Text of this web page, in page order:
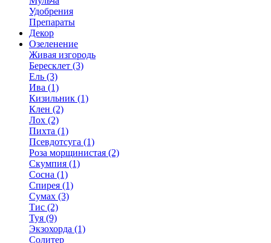
Удобрения
Препараты
Декор
Озеленение
Живая изгородь
Бересклет (3)
Ель (3)
Ива (1)
Кизильник (1)
Клен (2)
Лох (2)
Пихта (1)
Псевдотсуга (1)
Роза морщинистая (2)
Скумпия (1)
Сосна (1)
Спирея (1)
Сумах (3)
Тис (2)
Туя (9)
Экзохорда (1)
Солитер